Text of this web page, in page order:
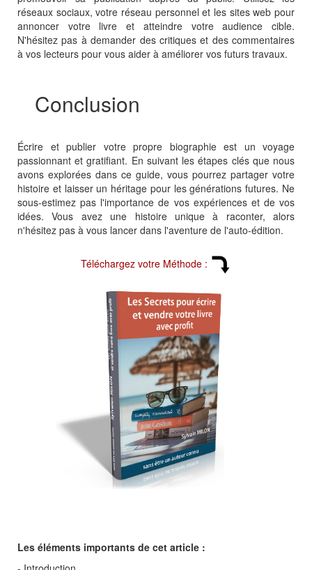
réseaux sociaux, votre réseau personnel et les sites web pour
annoncer votre livre et atteindre votre audience cible.
N'hésitez pas à demander des critiques et des commentaires
à vos lecteurs pour vous aider à améliorer vos futurs travaux.
Conclusion
Écrire et publier votre propre biographie est un voyage
passionnant et gratifiant. En suivant les étapes clés que nous
avons explorées dans ce guide, vous pourrez partager votre
histoire et laisser un héritage pour les générations futures. Ne
sous-estimez pas l'importance de vos expériences et de vos
idées. Vous avez une histoire unique à raconter, alors
n'hésitez pas à vous lancer dans l'aventure de l'auto-édition.
Téléchargez votre Méthode :
Les éléments importants de cet article :